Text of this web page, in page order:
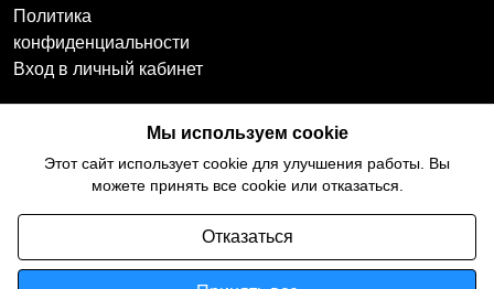
Политика
конфиденциальности
Вход в личный кабинет
Наши контакты
ccozy@yandex.ru
Мы в социальных
сетях
Мы используем cookie
Этот сайт использует cookie для улучшения работы. Вы
можете принять все cookie или отказаться.
Отказаться